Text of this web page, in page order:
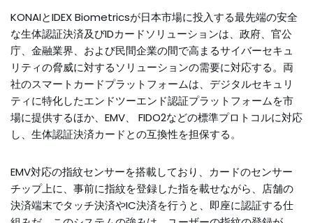
KONAIとIDEX Biometricsが日本市場に投入する最先端の安全
な生体認証決済及びIDカードソリューションは、政府、官公
庁、金融業界、および民間企業の間で高まるサイバーセキュ
リティの脅威に対するソリューションの需要に対応する。両
社のスマートカードプラットフォームは、デジタルセキュリ
ティに特化したエンドツーエンド認証プラットフォームを市
場に提供するほか、EMV、 FIDO2などの標準プロトコルに対応
し、生体認証決済カードとの互換性を担保する。
EMV対応の指紋センサーを搭載しており、カードのセンサー
チップ上に、事前に指紋を登録した指を載せながら、店舗の
決済端末でタッチ決済やIC決済を行うと、即座に認証する仕